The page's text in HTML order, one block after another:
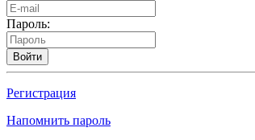
Пароль:
Войти
Регистрация
Напомнить пароль